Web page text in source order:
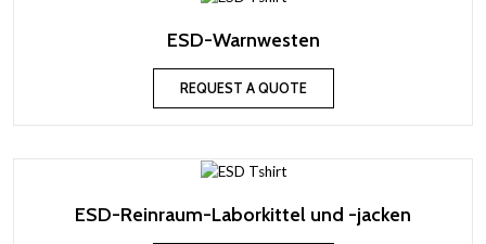
ESD-Warnwesten
REQUEST A QUOTE
ESD-Reinraum-Laborkittel und -jacken